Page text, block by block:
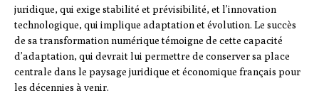
juridique, qui exige stabilité et prévisibilité, et l’innovation
technologique, qui implique adaptation et évolution. Le succès
de sa transformation numérique témoigne de cette capacité
d’adaptation, qui devrait lui permettre de conserver sa place
centrale dans le paysage juridique et économique français pour
les décennies à venir.